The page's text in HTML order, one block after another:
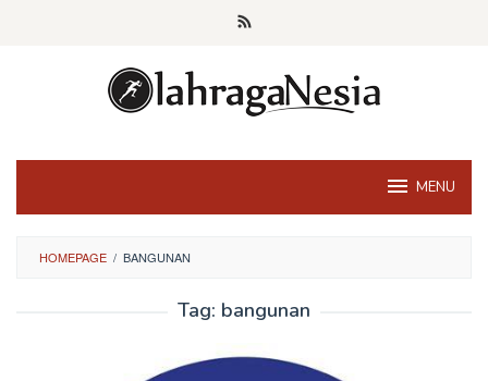
MENU
HOMEPAGE / BANGUNAN
Tag: bangunan